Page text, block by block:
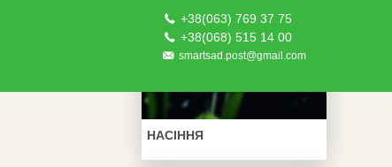
НАСІННЯ
+38(063) 769 37 75
+38(068) 515 14 00
smartsad.post@gmail.com